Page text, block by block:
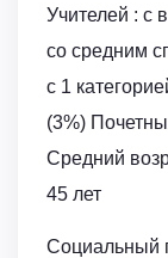
Учителей : с
со средним
с 1
(3%)
Средний
45 лет
Социальный